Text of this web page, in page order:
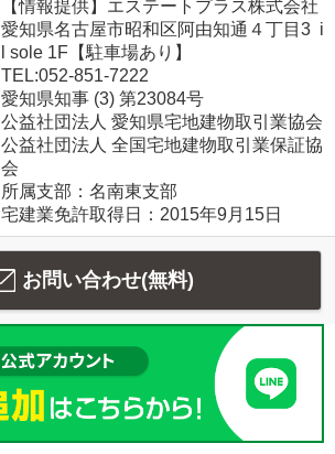
【情報提供】エステートプラス株式会社
愛知県名古屋市昭和区阿由知通４丁目3 i
l sole 1F【駐車場あり】
TEL:052-851-7222
愛知県知事 (3) 第23084号
公益社団法人 愛知県宅地建物取引業協会
公益社団法人 全国宅地建物取引業保証協
会
所属支部：名南東支部
宅建業免許取得日：2015年9月15日
お問い合わせ(無料)